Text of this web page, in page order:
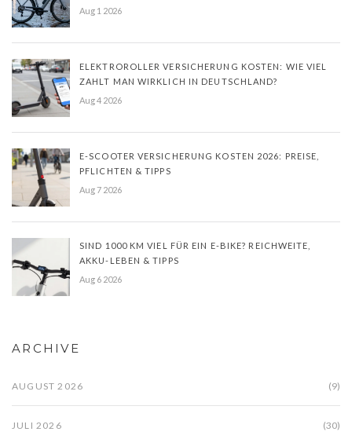
Aug 1 2026
ELEKTROROLLER VERSICHERUNG KOSTEN: WIE VIEL
ZAHLT MAN WIRKLICH IN DEUTSCHLAND?
Aug 4 2026
E-SCOOTER VERSICHERUNG KOSTEN 2026: PREISE,
PFLICHTEN & TIPPS
Aug 7 2026
SIND 1000 KM VIEL FÜR EIN E-BIKE? REICHWEITE,
AKKU-LEBEN & TIPPS
Aug 6 2026
ARCHIVE
AUGUST 2026 (9)
JULI 2026 (30)